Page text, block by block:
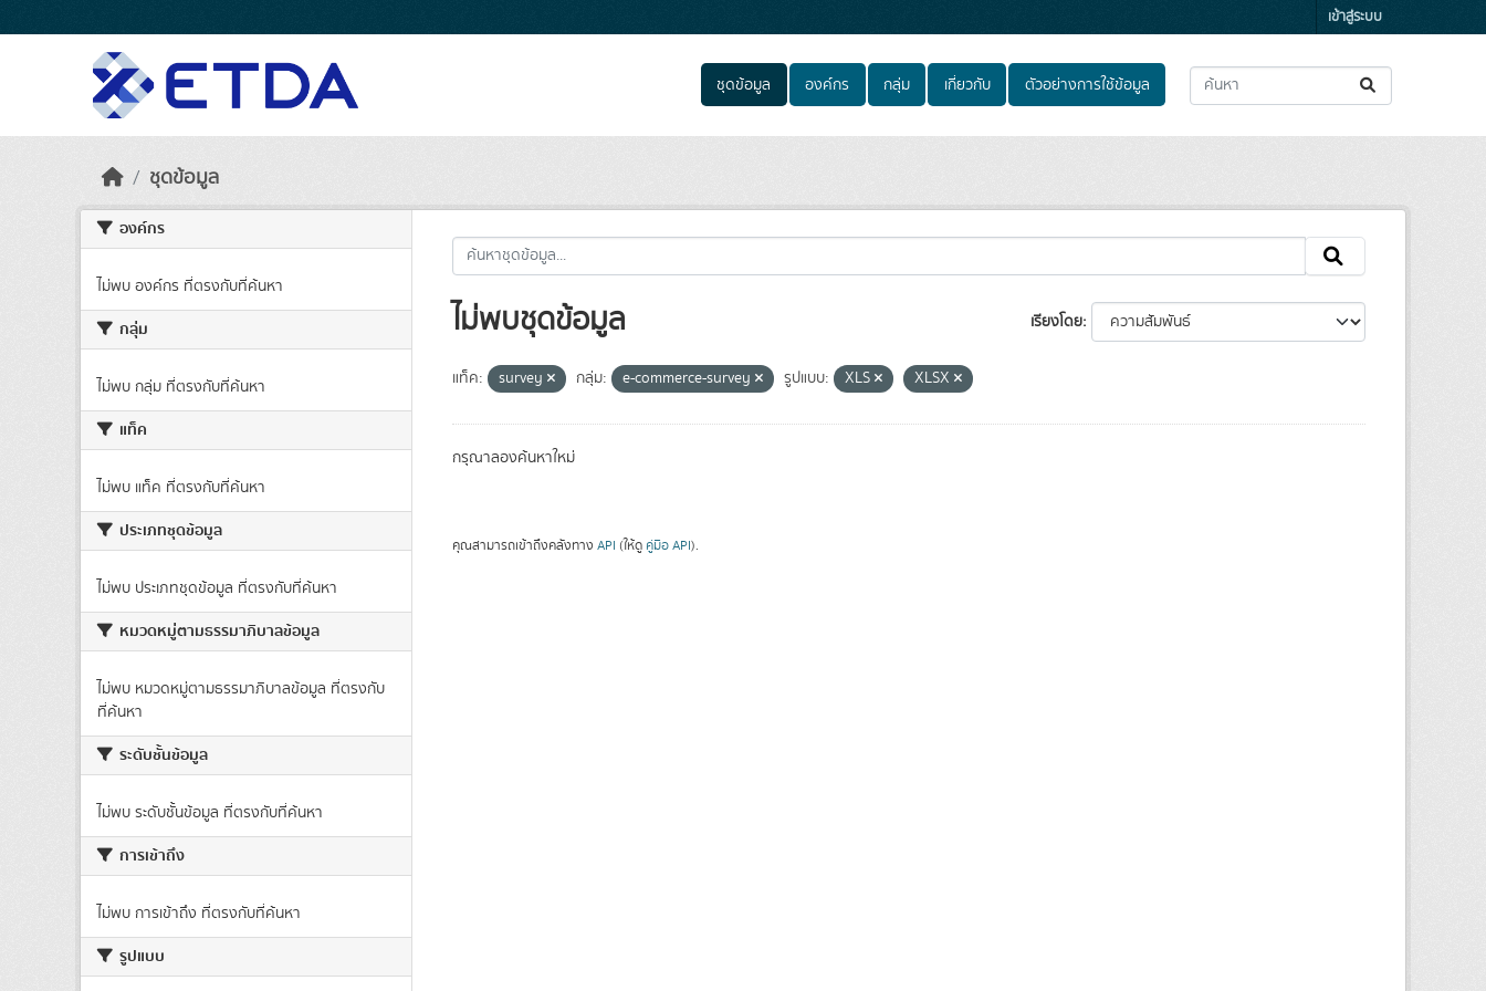
เข้าสู่ระบบ
ชุดข้อมูล องค์กร กลุ่ม เกี่ยวกับ ตัวอย่างการใช้ข้อมูล
ชุดข้อมูล
องค์กร
ไม่พบ องค์กร ที่ตรงกับที่ค้นหา
กลุ่ม
ไม่พบ กลุ่ม ที่ตรงกับที่ค้นหา
แท็ค
ไม่พบ แท็ค ที่ตรงกับที่ค้นหา
ประเภทชุดข้อมูล
ไม่พบ ประเภทชุดข้อมูล ที่ตรงกับที่ค้นหา
หมวดหมู่ตามธรรมาภิบาลข้อมูล
ไม่พบ หมวดหมู่ตามธรรมาภิบาลข้อมูล ที่ตรงกับ
ที่ค้นหา
ระดับชั้นข้อมูล
ไม่พบ ระดับชั้นข้อมูล ที่ตรงกับที่ค้นหา
การเข้าถึง
ไม่พบ การเข้าถึง ที่ตรงกับที่ค้นหา
รูปแบบ
เรียงโดย
ไม่พบชุดข้อมูล
แท็ค: survey กลุ่ม: e-commerce-survey รูปแบบ: XLS XLSX
กรุณาลองค้นหาใหม่
คุณสามารถเข้าถึงคลังทาง API (ให้ดู คู่มือ API).